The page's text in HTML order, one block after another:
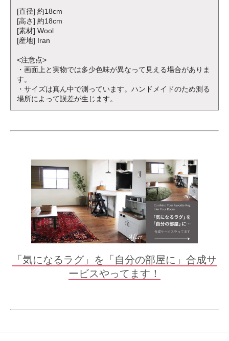
[直径] 約18cm
[高さ] 約18cm
[素材] Wool
[産地] Iran
<注意点>
・画面上と実物では多少色味が異なって見える場合がありま
す。
・サイズは真ん中で測っています。ハンドメイドのため測る
場所によって誤差が生じます。
「気になるラグ」を「自分の部屋に」合成サ
ービスやってます！